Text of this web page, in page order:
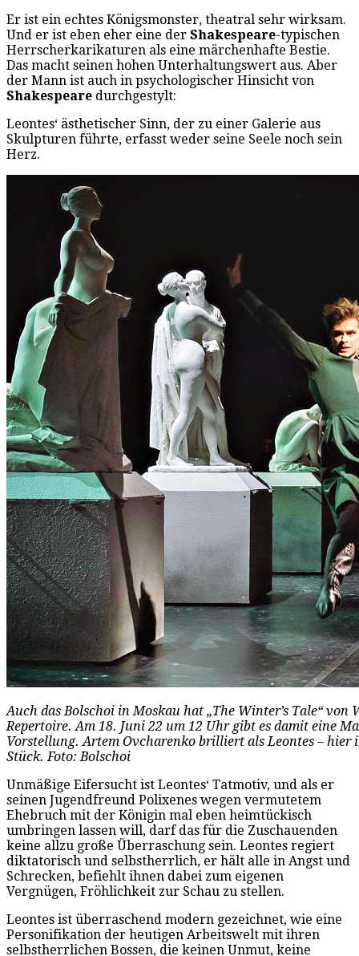
Er ist ein echtes Königsmonster, theatral sehr wirksam.
Und er ist eben eher eine der Shakespeare-typischen
Herrscherkarikaturen als eine märchenhafte Bestie.
Das macht seinen hohen Unterhaltungswert aus. Aber
der Mann ist auch in psychologischer Hinsicht von
Shakespeare durchgestylt:
Leontes‘ ästhetischer Sinn, der zu einer Galerie aus
Skulpturen führte, erfasst weder seine Seele noch sein
Herz.
Auch das Bolschoi in Moskau hat „The Winter’s Tale“ von
Repertoire. Am 18. Juni 22 um 12 Uhr gibt es damit eine
Vorstellung. Artem Ovcharenko brilliert als Leontes – hier
Stück. Foto: Bolschoi
Unmäßige Eifersucht ist Leontes‘ Tatmotiv, und als er
seinen Jugendfreund Polixenes wegen vermutetem
Ehebruch mit der Königin mal eben heimtückisch
umbringen lassen will, darf das für die Zuschauenden
keine allzu große Überraschung sein. Leontes regiert
diktatorisch und selbstherrlich, er hält alle in Angst und
Schrecken, befiehlt ihnen dabei zum eigenen
Vergnügen, Fröhlichkeit zur Schau zu stellen.
Leontes ist überraschend modern gezeichnet, wie eine
Personifikation der heutigen Arbeitswelt mit ihren
selbstherrlichen Bossen, die keinen Unmut, keine